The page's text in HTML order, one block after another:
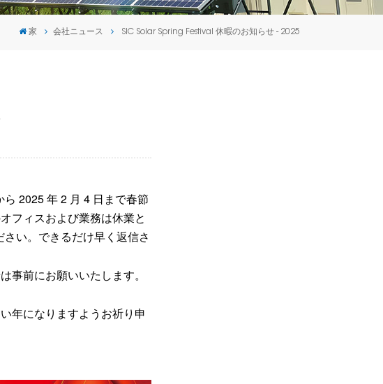
português
家 会社ニュース SIC Solar Spring Festival 休暇のお知らせ - 2025
2025 年 2 月 4 日まで春節
フィスおよび業務は休業と
い。できるだけ早く返信さ
事前にお願いいたします。
年になりますようお祈り申